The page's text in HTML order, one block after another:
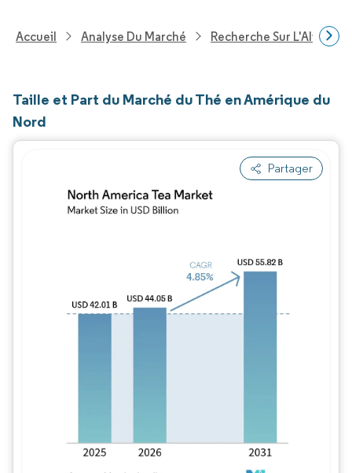
Accueil Analyse Du Marché Recherche Sur
Taille et Part du Marché du Thé en Amérique du
Nord
Partager